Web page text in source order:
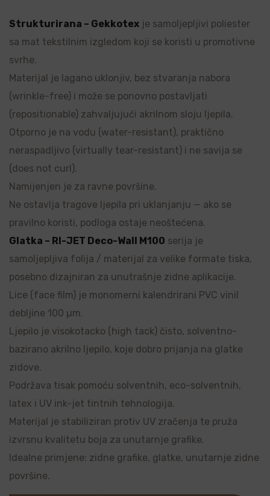
Strukturirana – Gekkotex je samoljepljivi poliester
sa mat tekstilnim izgledom koji se koristi u promotivne
svrhe.
Materijal je lagano uklonjiv, bez stvaranja nabora
(wrinkle-free) i može se ponovno postavljati
(repositionable) zahvaljujući akrilnom sloju ljepila.
Otporno je na vodu (water-resistant), praktično
neraspadljivo (virtually tear-resistant) i ne savija se
(does not curl).
Namijenjen je za ravne površine.
Ne ostavlja tragove ljepila pri uklanjanju — ako se
pravilno koristi, podloga ostaje neoštećena.
Glatka – RI-JET Deco-Wall M100 serija je
samoljepljiva folija / materijal za velike formate tiska,
posebno dizajniran za unutrašnje zidne aplikacije.
Lice (face film) je monomerni kalendrirani PVC vinil
debljine 100 µm.
Ljepilo je visokotacko (high tack) čisto, solventno-
bazirano akrilno ljepilo, koje dobro prijanja na glatke
zidove.
Podržava tisak pomoću solventnih, eco-solventnih,
latex i UV ink-jet tintnih tehnologija.
Materijal je stabiliziran protiv UV zračenja te pruža
izvrsnu kvalitetu boja za unutarnje grafike.
Idealne primjene: zidne grafike, glatke, unutarnje zidne
površine.